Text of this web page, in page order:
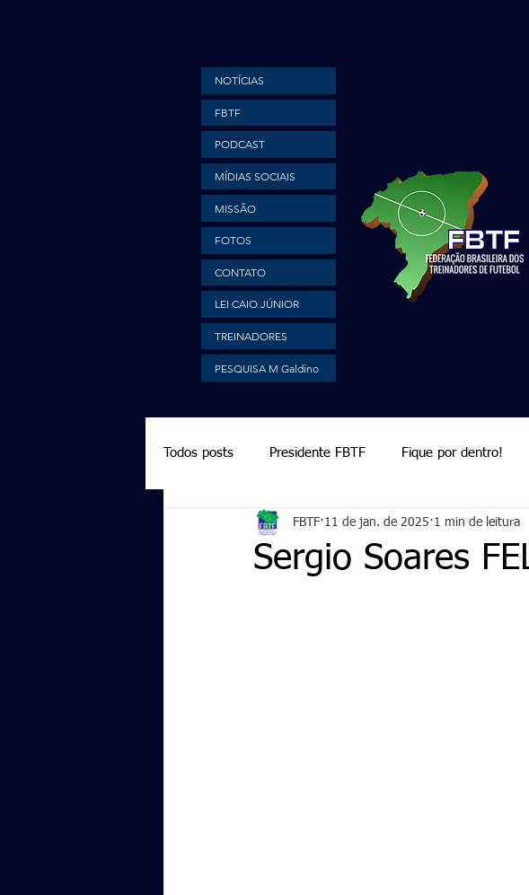
NOTÍCIAS
FBTF
PODCAST
MÍDIAS SOCIAIS
MISSÃO
FOTOS
CONTATO
LEI CAIO JÚNIOR
TREINADORES
PESQUISA M Galdino
Todos posts Presidente FBTF Fique por dentro!
Marcelo Salazar Palmieri Palmieri
Sergio Soares
FBTF 11 de jan. de 2025 1 min de leitura